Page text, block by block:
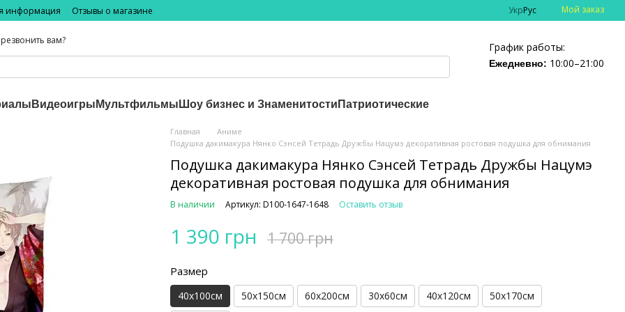
информация Отзывы о магазине УкрРус Мой заказ
вам?
График работы:
Ежедневно: 10:00–21:00
Видеоигры Мультфильмы Шоу бизнес и Знаменитости Патриотические
Главная
Аниме
Подушка дакимакура Нянко Сэнсей Тетрадь Дружбы Нацумэ декоративная ростовая подушка для обнимания
Подушка дакимакура Нянко Сэнсей Тетрадь Дружбы Нацумэ
декоративная ростовая подушка для обнимания
В наличии Артикул: D100-1647-1648 Оставить отзыв
1 390 грн 1 700 грн
Размер
40х100см 50х150см 60х200см 30х60см 40х120см
50х170см